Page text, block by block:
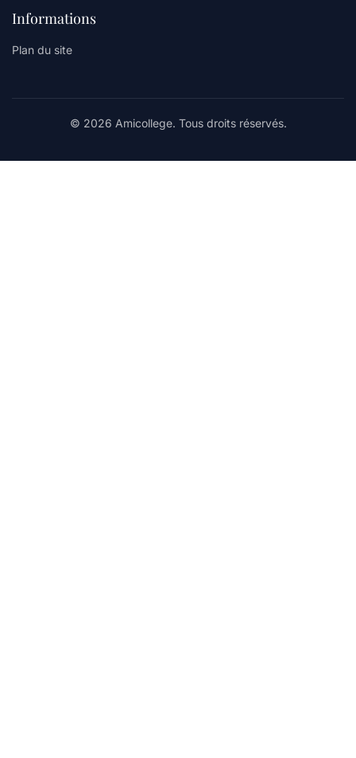
Informations
Plan du site
© 2026 Amicollege. Tous droits réservés.